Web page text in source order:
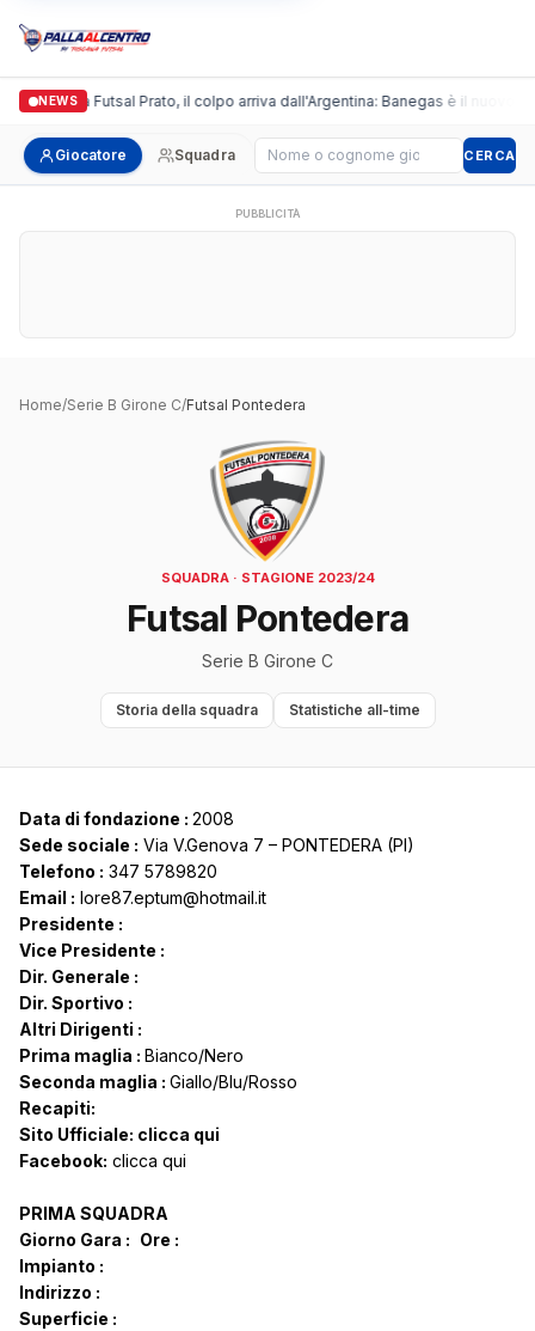
NEWS
Italgronda Futsal Prato, il colpo arriva dall'Argentina: Banegas è il nuovo
Giocatore Squadra Cerca giocatore CERCA
PUBBLICITÀ
Home/Serie B Girone C/Futsal Pontedera
SQUADRA · STAGIONE 2023/24
Futsal Pontedera
Serie B Girone C
Storia della squadra Statistiche all-time
Data di fondazione : 2008
Sede sociale : Via V.Genova 7 – PONTEDERA (PI)
Telefono : 347 5789820
Email : lore87.eptum@hotmail.it
Presidente :
Vice Presidente :
Dir. Generale :
Dir. Sportivo :
Altri Dirigenti :
Prima maglia : Bianco/Nero
Seconda maglia : Giallo/Blu/Rosso
Recapiti:
Sito Ufficiale: clicca qui
Facebook: clicca qui
PRIMA SQUADRA
Giorno Gara : Ore :
Impianto :
Indirizzo :
Superficie :